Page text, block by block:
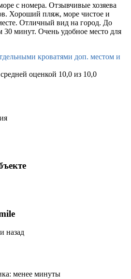
с номера. Отзывчивые хозяева
Хороший пляж, море чистое и
Отличный вид на город. До
минут. Очень удобное место для
кроватями доп. местом и
оценкой 10,0 из 10,0
назад
менее минуты